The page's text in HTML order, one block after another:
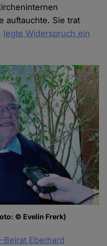
auftauchte. Sie trat
legte Widerspruch ein
© Evelin Frerk)
-Beirat Eberhard